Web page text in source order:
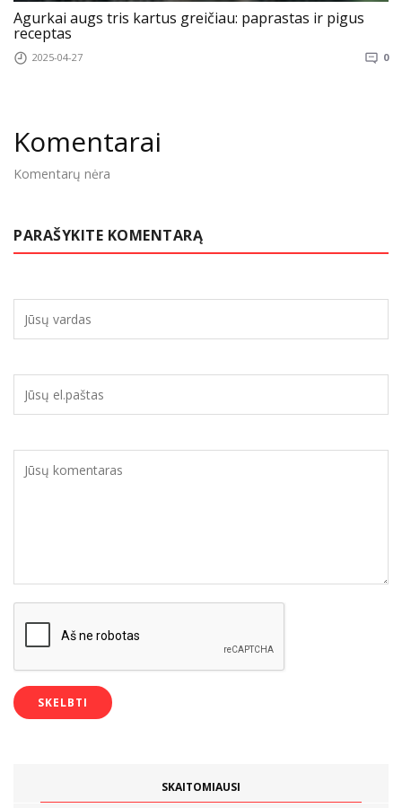
Agurkai augs tris kartus greičiau: paprastas ir pigus
receptas
2025-04-27 0
Komentarai
Komentarų nėra
PARAŠYKITE KOMENTARĄ
SKAITOMIAUSI